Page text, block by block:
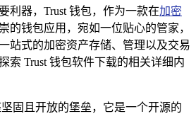
利器，Trust 钱包，作为一款在加密
的钱包应用，宛如一位贴心的管家，
站式的加密资产存储、管理以及交易
索 Trust 钱包软件下载的相关详细内
固且开放的堡垒，它是一个开源的